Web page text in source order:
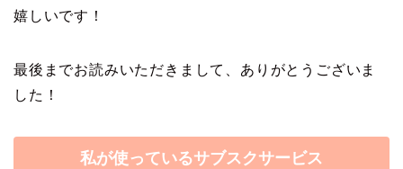
嬉しいです！
最後までお読みいただきまして、ありがとうございま
した！
私が使っているサブスクサービス